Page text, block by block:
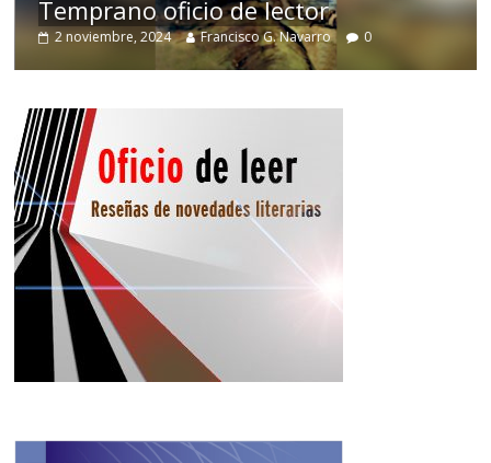
Temprano oficio de lector
2 noviembre, 2024 Francisco G. Navarro 0